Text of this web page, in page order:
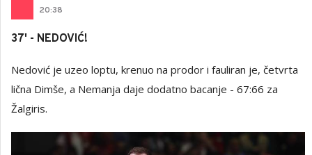
20:38
37' - NEDOVIĆ!
Nedović je uzeo loptu, krenuo na prodor i fauliran je, četvrta
lična Dimše, a Nemanja daje dodatno bacanje - 67:66 za
Žalgiris.